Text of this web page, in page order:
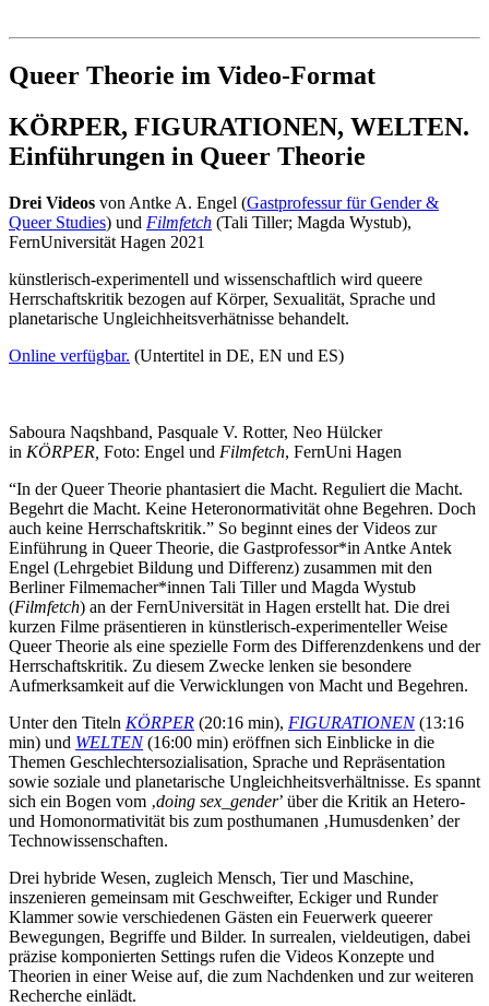
queer-institut
Institut für queer theory
Queer Theorie im Video-Format
KÖRPER, FIGURATIONEN, WELTEN.
Einführungen in Queer Theorie
Drei Videos von Antke A. Engel (Gastprofessur für Gender &
Queer Studies) und Filmfetch (Tali Tiller; Magda Wystub),
FernUniversität Hagen 2021
künstlerisch-experimentell und wissenschaftlich wird queere
Herrschaftskritik bezogen auf Körper, Sexualität, Sprache und
planetarische Ungleichheitsverhätnisse behandelt.
Online verfügbar. (Untertitel in DE, EN und ES)
Saboura Naqshband, Pasquale V. Rotter, Neo Hülcker
in KÖRPER, Foto: Engel und Filmfetch, FernUni Hagen
“In der Queer Theorie phantasiert die Macht. Reguliert die Macht.
Begehrt die Macht. Keine Heteronormativität ohne Begehren. Doch
auch keine Herrschaftskritik.” So beginnt eines der Videos zur
Einführung in Queer Theorie, die Gastprofessor*in Antke Antek
Engel (Lehrgebiet Bildung und Differenz) zusammen mit den
Berliner Filmemacher*innen Tali Tiller und Magda Wystub
(Filmfetch) an der FernUniversität in Hagen erstellt hat. Die drei
kurzen Filme präsentieren in künstlerisch-experimenteller Weise
Queer Theorie als eine spezielle Form des Differenzdenkens und der
Herrschaftskritik. Zu diesem Zwecke lenken sie besondere
Aufmerksamkeit auf die Verwicklungen von Macht und Begehren.
Unter den Titeln KÖRPER (20:16 min), FIGURATIONEN(13:16
min) und WELTEN(16:00 min) eröffnen sich Einblicke in die
Themen Geschlechtersozialisation, Sprache und Repräsentation
sowie soziale und planetarische Ungleichheitsverhältnisse. Es spannt
sich ein Bogen vom ‚doing sex_gender’ über die Kritik an Hetero-
und Homonormativität bis zum posthumanen ‚Humusdenken’ der
Technowissenschaften.
Drei hybride Wesen, zugleich Mensch, Tier und Maschine,
inszenieren gemeinsam mit Geschweifter, Eckiger und Runder
Klammer sowie verschiedenen Gästen ein Feuerwerk queerer
Bewegungen, Begriffe und Bilder. In surrealen, vieldeutigen, dabei
präzise komponierten Settings rufen die Videos Konzepte und
Theorien in einer Weise auf, die zum Nachdenken und zur weiteren
Recherche einlädt.